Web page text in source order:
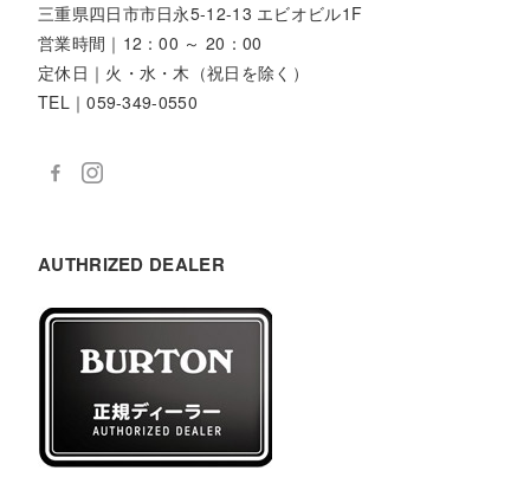
三重県四日市市日永5-12-13 エビオビル1F
営業時間｜12：00 ～ 20：00
定休日｜火・水・木（祝日を除く）
TEL｜059-349-0550
AUTHRIZED DEALER